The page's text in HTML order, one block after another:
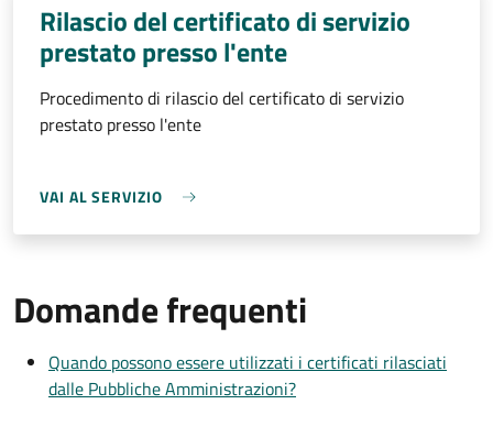
Rilascio del certificato di servizio
prestato presso l'ente
Procedimento di rilascio del certificato di servizio
prestato presso l'ente
VAI AL SERVIZIO
Domande frequenti
Quando possono essere utilizzati i certificati rilasciati
dalle Pubbliche Amministrazioni?